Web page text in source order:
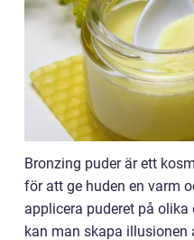
Bronzing puder är ett
för att ge huden en varm
applicera puderet på
kan man skapa illusionen